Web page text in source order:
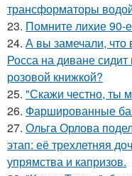
трансформаторы
23. Помните лихие 90-
24. А вы замечали, что
Росса на диване сидит
розовой книжкой?
25. "Скажи честно, ты
26. Фаршированные
27. Ольга Орлова
этап: её трехлетняя
упрямства и капризов.